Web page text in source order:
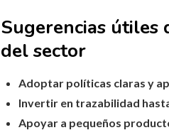
Sugerencias útiles
del sector
Adoptar políticas claras y
Invertir en trazabilidad
Apoyar a pequeños